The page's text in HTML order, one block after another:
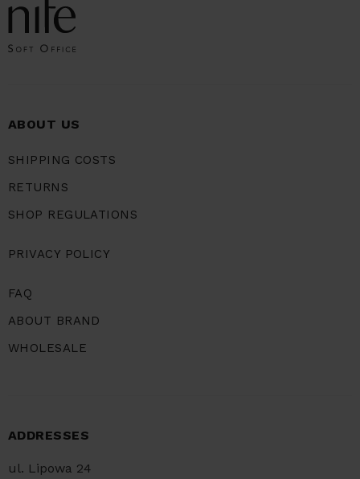
ABOUT US
SHIPPING COSTS
RETURNS
SHOP REGULATIONS
PRIVACY POLICY
FAQ
ABOUT BRAND
WHOLESALE
ADDRESSES
ul. Lipowa 24